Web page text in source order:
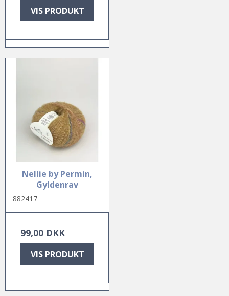
VIS PRODUKT
Nellie by Permin,
Gyldenrav
882417
99,00 DKK
VIS PRODUKT